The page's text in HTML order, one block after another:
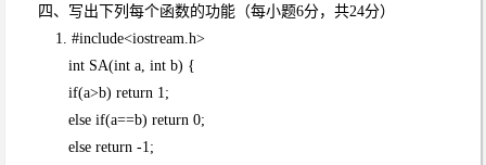
四、写出下列每个函数的功能（每小题6分，共24分）
1. #include<iostream.h>
int SA(int a, int b) {
if(a>b) return 1;
else if(a==b) return 0;
else return -1;